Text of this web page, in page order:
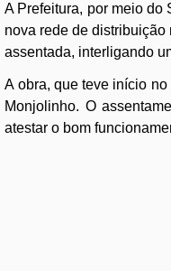
A Prefeitura, por meio do
nova rede de
assentada, interligando
A obra, que teve início
Monjolinho. O
atestar o bom